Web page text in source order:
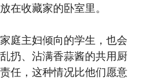
在收藏家的卧室里。
庭主妇倾向的学生，也会
扔、沾满香蒜酱的共用厨
任，这种情况比他们愿意